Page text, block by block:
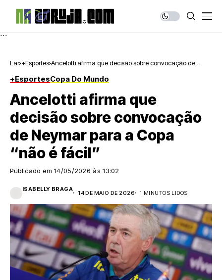
```
Lar +Esportes Ancelotti afirma que decisão sobre convocação de
+EsportesCopa Do Mundo
Ancelotti afirma que
decisão sobre convocação
de Neymar para a Copa
“não é fácil”
Publicado em 14/05/2026 às 13:02
ISABELLY BRAGA
14 DE MAIO DE 2026 1 MINUTOS LIDOS